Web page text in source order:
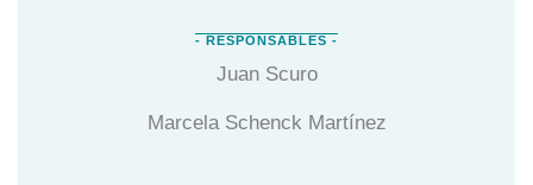
Juan Scuro
Marcela Schenck Martínez